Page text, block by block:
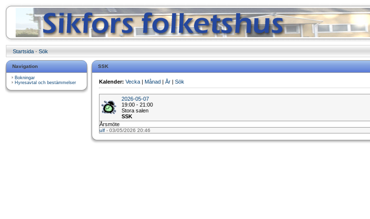
Startsida · Sök
Navigation
Bokningar
Hyresavtal och bestämmelser
SSK
Kalender: Vecka | Månad | År | Sök
2026-05-07
19:00 - 21:00
Stora salen
SSK
Årsmöte
ulf - 03/05/2026 20:46